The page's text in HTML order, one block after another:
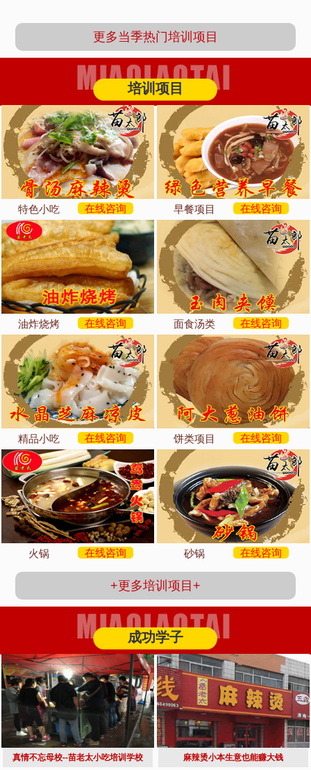
更多当季热门培训项目
培训项目
特色小吃 在线咨询 早餐项目 在线咨询
油炸烧烤 在线咨询 面食汤类 在线咨询
精品小吃 在线咨询 饼类项目 在线咨询
火锅 在线咨询 砂锅 在线咨询
+更多培训项目+
成功学子
真情不忘母校--苗老太小吃培训学校 麻辣烫小本生意也能赚大钱